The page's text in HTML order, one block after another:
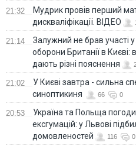
21:32
Мудрик провів перший
дискваліфікації. ВІДЕО
21:14
Залужний не брав участі у
оборони Британії в Києві:
дають різні пояснення
21:02
У Києві завтра - сильна
синоптикиня
66 0
20:53
Україна та Польща
ексгумацій: у Львові
домовленостей
116 0